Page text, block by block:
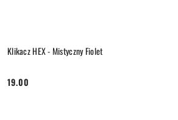
Klikacz HEX - Mistyczny Fiolet
Cena:
19.00